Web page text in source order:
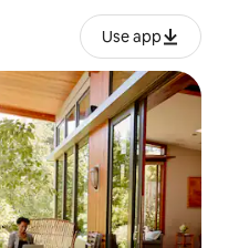
Use app